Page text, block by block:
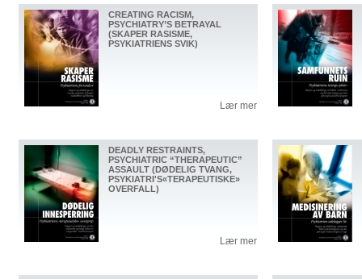
CREATING RACISM,
PSYCHIATRY’S BETRAYAL
(SKAPER RASISME,
PSYKIATRIENS SVIK)
Lær mer
DEADLY RESTRAINTS,
PSYCHIATRIC “THERAPEUTIC”
ASSAULT (DØDELIG TVANG,
PSYKIATRI'S«TERAPEUTISKE»
OVERFALL)
Lær mer